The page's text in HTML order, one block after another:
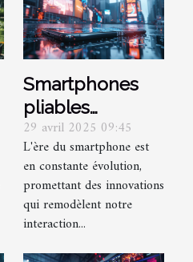
Smartphones
pliables
tendances et
prévisions pour
le marché
mobile
29 avril 2025 09:45
L'ère du smartphone est
en constante évolution,
promettant des innovations
qui remodèlent notre
interaction...